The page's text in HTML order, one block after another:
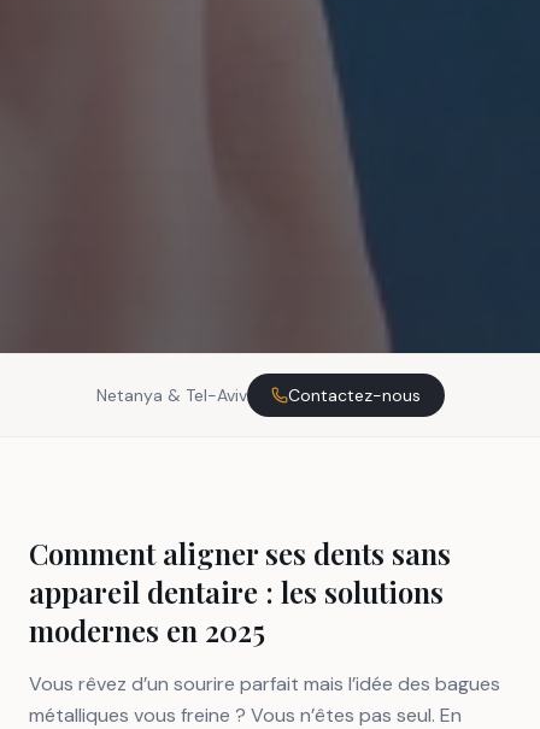
Netanya & Tel-Aviv Contactez-nous
Comment aligner ses dents sans
appareil dentaire : les solutions
modernes en 2025
Vous rêvez d’un sourire parfait mais l’idée des bagues
métalliques vous freine ? Vous n’êtes pas seul. En